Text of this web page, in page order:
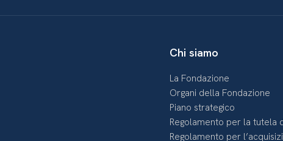
Chi siamo
La Fondazione
Organi della Fondazione
Piano strategico
Regolamento per la tutela
Regolamento per